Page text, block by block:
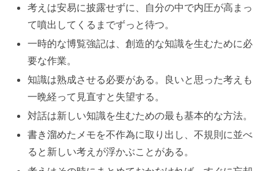
考えは安易に披露せずに、自分の中で内圧が高まっ
て噴出してくるまでずっと待つ。
一時的な博覧強記は、創造的な知識を生むために必
要な作業。
知識は熟成させる必要がある。良いと思った考えも
一晩経って見直すと失望する。
対話は新しい知識を生むための最も基本的な方法。
書き溜めたメモを不作為に取り出し、不規則に並べ
ると新しい考えが浮かぶことがある。